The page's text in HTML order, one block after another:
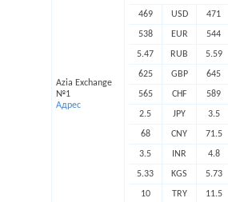
Azia Exchange
№1
Адрес
469 USD 471
538 EUR 544
5.47 RUB 5.59
625 GBP 645
565 CHF 589
2.5 JPY 3.5
68 CNY 71.5
3.5 INR 4.8
5.33 KGS 5.73
10 TRY 11.5